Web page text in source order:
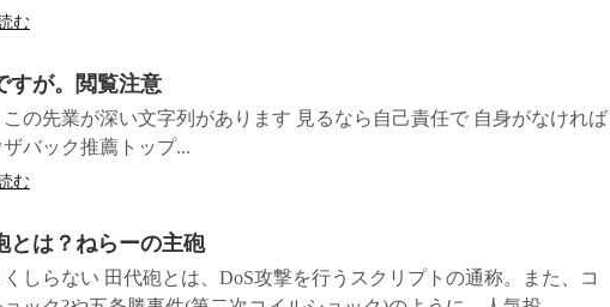
む
すが。閲覧注意
の先業が深い文字列があります 見るなら自己責任で 自身がなければ
バック推薦トップ...
む
とは？ねらーの主砲
しらない 田代砲とは、DoS攻撃を行うスクリプトの通称。また、コ